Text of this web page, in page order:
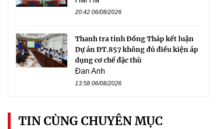
20:42 06/08/2026
Thanh tra tỉnh Đồng Tháp kết luận
Dự án ĐT.857 không đủ điều kiện áp
dụng cơ chế đặc thù
Đan Anh
13:58 06/08/2026
TIN CÙNG CHUYÊN MỤC